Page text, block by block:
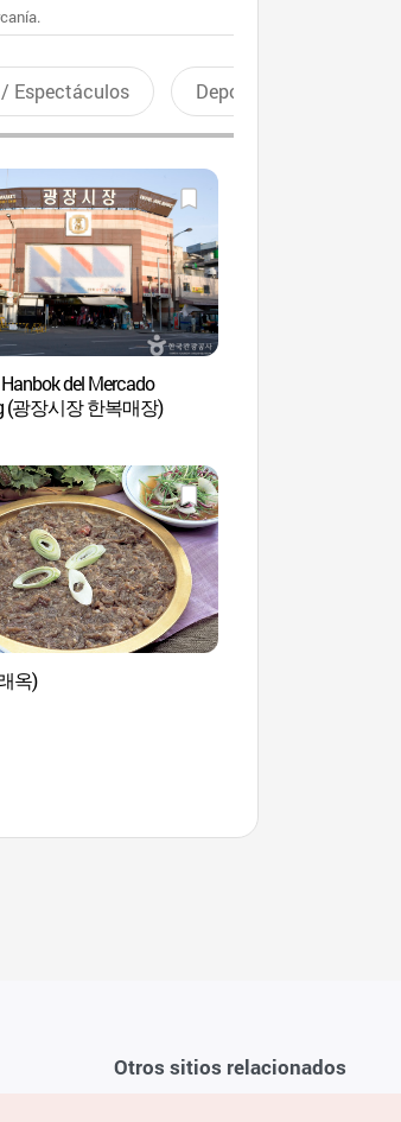
Espectáculos Deportes recreativos
del Mercado
(광장시장 한복매장)
옥)
Otros sitios relacionados